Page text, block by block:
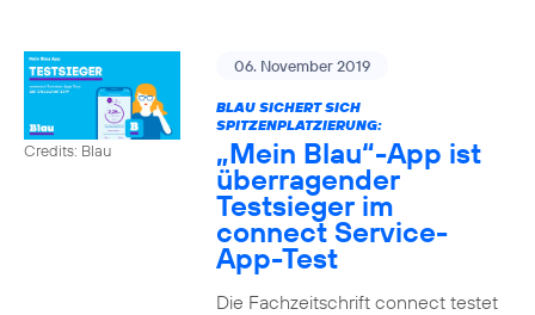
Credits: Blau
06. November 2019
BLAU SICHERT SICH
SPITZENPLATZIERUNG:
„Mein Blau“-App ist
überragender
Testsieger im
connect Service-
App-Test
Die Fachzeitschrift connect testet